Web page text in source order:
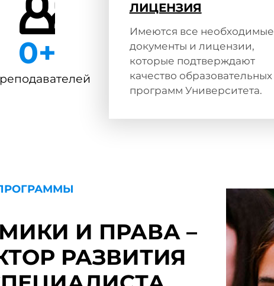
0+
ЛИЦЕНЗИЯ
Имеются все необходимые
документы и лицензии,
которые подтверждают
качество образовательных
программ Университета.
И ПРАВА –
РАЗВИТИЯ